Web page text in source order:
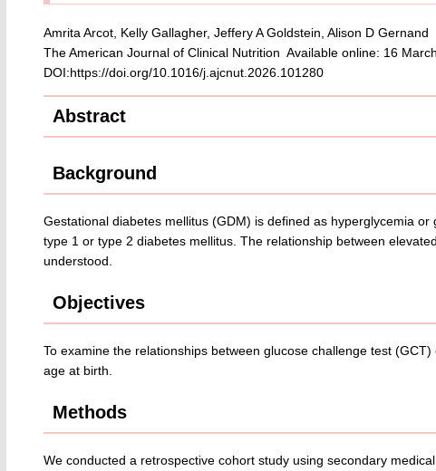
Amrita Arcot, Kelly Gallagher, Jeffery A Goldstein, Alison D Gernand
The American Journal of Clinical Nutrition Available online: 16
DOI:https://doi.org/10.1016/j.ajcnut.2026.101280
Abstract
Background
Gestational diabetes mellitus (GDM) is defined as hyperglycemia
type 1 or type 2 diabetes mellitus. The relationship between
understood.
Objectives
To examine the relationships between glucose challenge test
age at birth.
Methods
We conducted a retrospective cohort study using secondary